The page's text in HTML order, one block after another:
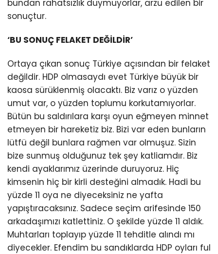
bundan rahatsızlık duymuyorlar, arzu edilen bir
sonuçtur.
‘BU SONUÇ FELAKET DEĞİLDİR’
Ortaya çıkan sonuç Türkiye açısından bir felaket
değildir. HDP olmasaydı evet Türkiye büyük bir
kaosa sürüklenmiş olacaktı. Biz varız o yüzden
umut var, o yüzden toplumu korkutamıyorlar.
Bütün bu saldırılara karşı oyun eğmeyen minnet
etmeyen bir hareketiz biz. Bizi var eden bunların
lütfü değil bunlara rağmen var olmuşuz. Sizin
bize sunmuş olduğunuz tek şey katliamdır. Biz
kendi ayaklarımız üzerinde duruyoruz. Hiç
kimsenin hiç bir kirli desteğini almadık. Hadi bu
yüzde 11 oya ne diyeceksiniz ne yafta
yapıştıracaksınız. Sadece seçim arifesinde 150
arkadaşımızı katlettiniz. O şekilde yüzde 11 aldık.
Muhtarları toplayıp yüzde 11 tehditle alındı mı
diyecekler. Efendim bu sandıklarda HDP oyları ful